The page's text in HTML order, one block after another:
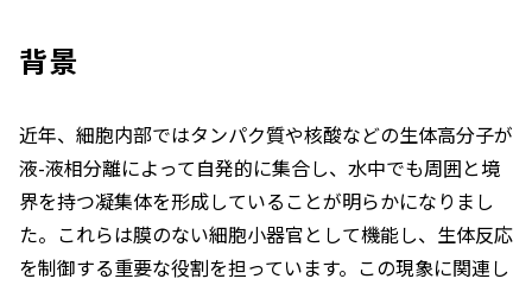
背景
近年、細胞内部ではタンパク質や核酸などの生体高分子が
液-液相分離によって自発的に集合し、水中でも周囲と境
界を持つ凝集体を形成していることが明らかになりまし
た。これらは膜のない細胞小器官として機能し、生体反応
を制御する重要な役割を担っています。この現象に関連し